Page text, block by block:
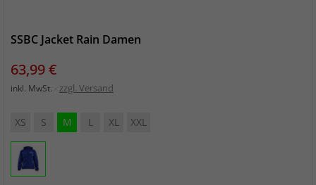
SSBC Jacket Rain Damen
Preis
63,99 €
inkl. MwSt. zzgl. Versand
XS S M L XL XXL